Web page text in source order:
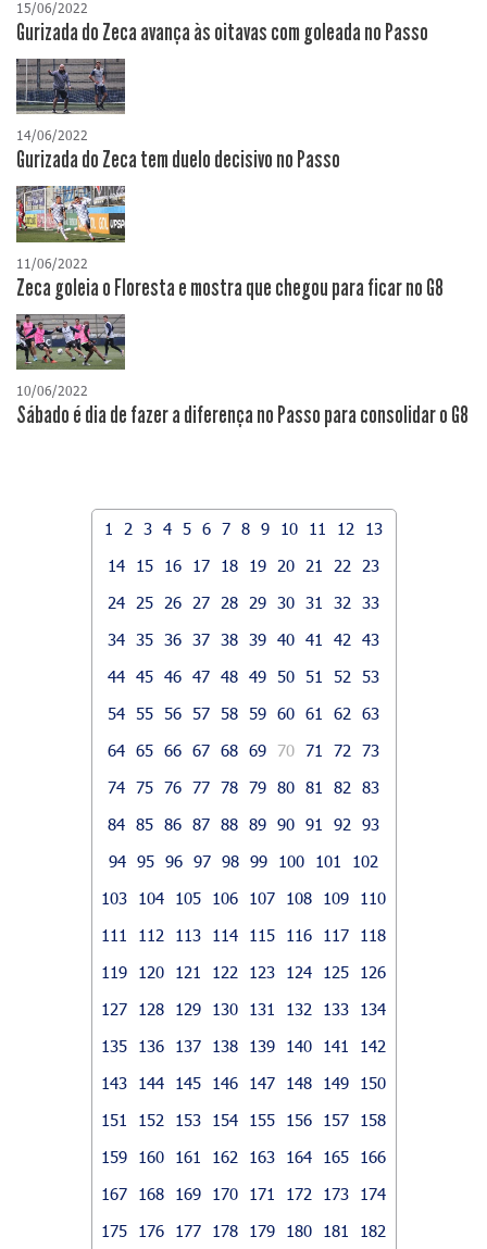
15/06/2022
Gurizada do Zeca avança às oitavas com goleada no Passo
14/06/2022
Gurizada do Zeca tem duelo decisivo no Passo
11/06/2022
Zeca goleia o Floresta e mostra que chegou para ficar no G8
10/06/2022
Sábado é dia de fazer a diferença no Passo para consolidar o G8
1 2 3 4 5 6 7 8 9 10 11 12
13
14
15 16 17 18 19 20 21 22
23
24
25 26 27 28 29 30 31 32
33
34 35 36 37 38 39 40 41 42
43
44 45 46 47 48 49 50 51 52
53
54 55 56 57 58 59 60 61 62
63
64 65 66 67 68 69 70 71 72
73
74 75 76 77 78 79 80 81 82
83
84 85 86 87 88 89 90 91 92
93
94 95 96 97 98 99 100 101
102
103
104 105 106 107 108 109
110
111
112 113 114 115 116 117
118
119
120 121 122 123 124 125
126
127
128 129 130 131 132 133
134
135
136 137 138 139 140 141
142
143
144 145 146 147 148 149
150
151
152 153 154 155 156 157
158
159
160 161 162 163 164 165
166
167
168 169 170 171 172 173
174
175
176 177 178 179 180 181
182